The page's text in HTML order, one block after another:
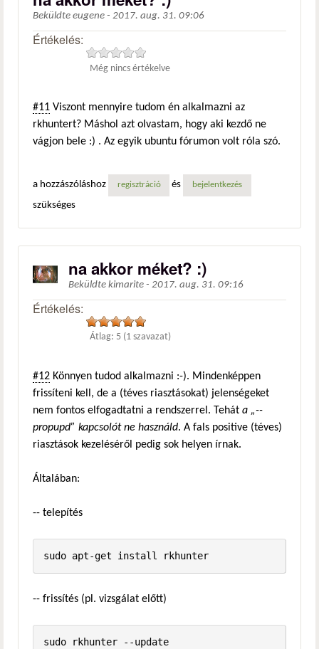
Beküldte eugene - 2017. aug. 31. 09:06
Értékelés:
Még nincs értékelve
#11 Viszont mennyire tudom én alkalmazni az
rkhuntert? Máshol azt olvastam, hogy aki kezdő ne
vágjon bele :) . Az egyik ubuntu fórumon volt róla szó.
a hozzászóláshoz regisztráció és bejelentkezés
szükséges
na akkor méket? :)
Beküldte kimarite - 2017. aug. 31. 09:16
Értékelés:
Átlag: 5 (1 szavazat)
#12 Könnyen tudod alkalmazni :-). Mindenképpen
frissíteni kell, de a (téves riasztásokat) jelenségeket
nem fontos elfogadtatni a rendszerrel. Tehát a „--
propupd” kapcsolót ne használd. A fals positive (téves)
riasztások kezeléséről pedig sok helyen írnak.
Általában:
-- telepítés
sudo apt-get install rkhunter
-- frissítés (pl. vizsgálat előtt)
sudo rkhunter --update